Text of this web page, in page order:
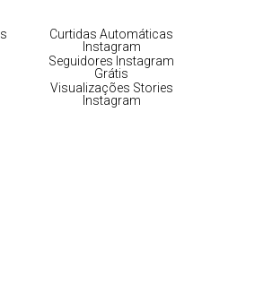
Curtidas Automáticas
Instagram
Seguidores Instagram
Grátis
Visualizações Stories
Instagram